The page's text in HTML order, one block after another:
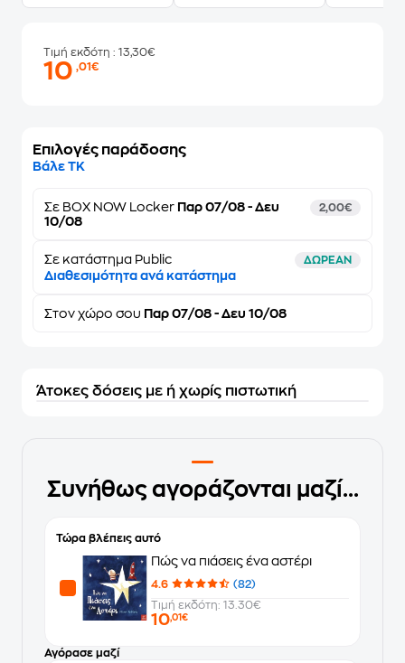
Τιμή εκδότη : 13,30€
10,01€
Επιλογές παράδοσης
Βάλε ΤΚ
Σε BOX NOW Locker Παρ 07/08 - Δευ
10/08
2,00€
Σε κατάστημα Public ΔΩΡΕΑΝ
Διαθεσιμότητα ανά κατάστημα
Στον χώρο σου Παρ 07/08 - Δευ 10/08
Άτοκες δόσεις με ή χωρίς πιστωτική
Συνήθως αγοράζονται μαζί...
Τώρα βλέπεις αυτό
Πώς να πιάσεις ένα αστέρι
4.6
(82)
Τιμή εκδότη: 13.30€
10,01€
Αγόρασε μαζί